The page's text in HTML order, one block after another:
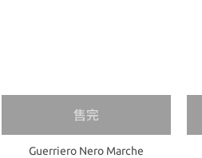
售完
Guerriero Nero Marche